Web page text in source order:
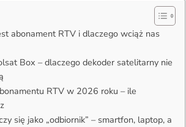
abonament RTV i dlaczego wciąż nas
Box – dlaczego dekoder satelitarny nie
RTV w 2026 roku – ile
się jako „odbiornik” – smartfon, laptop, a